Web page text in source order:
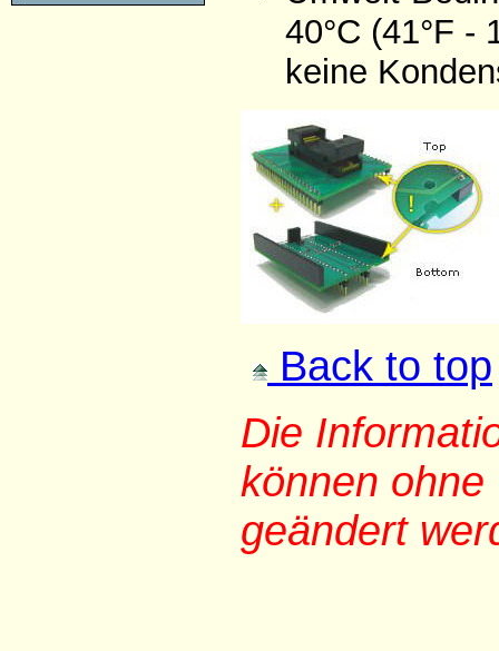
40°C (41°F -
keine
Back to top
Die
können
geändert